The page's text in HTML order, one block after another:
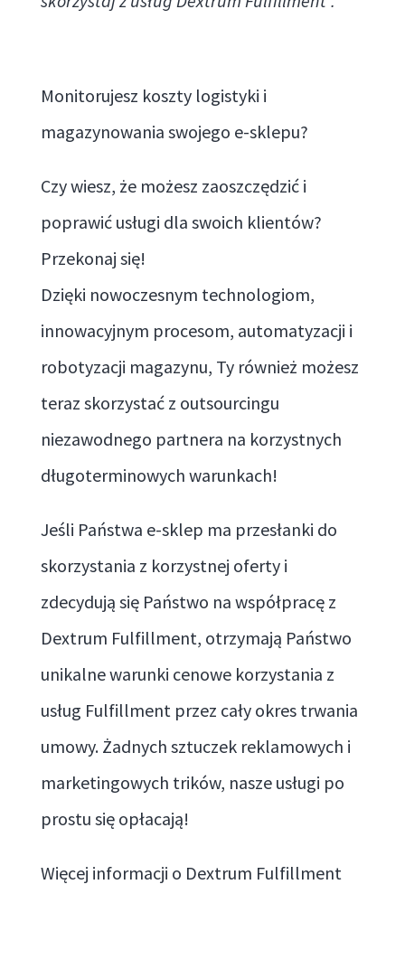
Monitorujesz koszty logistyki i
magazynowania swojego e-sklepu?
Czy wiesz, że możesz zaoszczędzić i
poprawić usługi dla swoich klientów?
Przekonaj się!
Dzięki nowoczesnym technologiom,
innowacyjnym procesom, automatyzacji i
robotyzacji magazynu, Ty również możesz
teraz skorzystać z outsourcingu
niezawodnego partnera na korzystnych
długoterminowych warunkach!
Jeśli Państwa e-sklep ma przesłanki do
skorzystania z korzystnej oferty i
zdecydują się Państwo na współpracę z
Dextrum Fulfillment, otrzymają Państwo
unikalne warunki cenowe korzystania z
usług Fulfillment przez cały okres trwania
umowy. Żadnych sztuczek reklamowych i
marketingowych trików, nasze usługi po
prostu się opłacają!
Więcej informacji o Dextrum Fulfillment